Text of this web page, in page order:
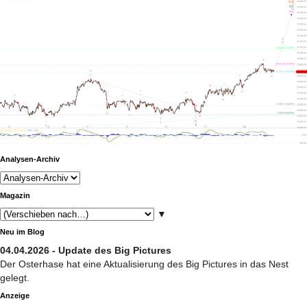
Analysen-Archiv
Magazin
▼
Neu im Blog
04.04.2026 - Update des Big Pictures
Der Osterhase hat eine Aktualisierung des Big Pictures in das Nest
gelegt.
Anzeige